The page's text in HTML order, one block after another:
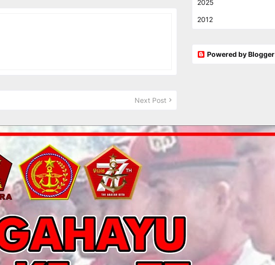
Next Post
2025
2012
Powered by Blogger